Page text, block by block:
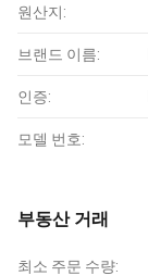
원산지:
브랜드 이름:
인증:
모델 번호:
부동산 거래
최소 주문 수량: